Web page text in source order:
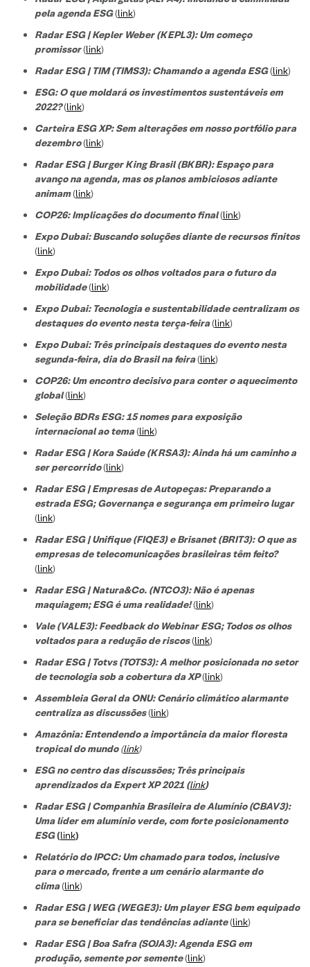
pela agenda ESG(link)
Radar ESG | Kepler Weber (KEPL3): Um começo
promissor(link)
Radar ESG | TIM (TIMS3): Chamando a agenda ESG(link)
ESG: O que moldará os investimentos sustentáveis em
2022?(link)
Carteira ESG XP: Sem alterações em nosso portfólio para
dezembro(link)
Radar ESG | Burger King Brasil (BKBR): Espaço para
avanço na agenda, mas os planos ambiciosos adiante
animam(link)
COP26: Implicações do documento final(link)
Expo Dubai: Buscando soluções diante de recursos finitos
(link)
Expo Dubai: Todos os olhos voltados para o futuro da
mobilidade(link)
Expo Dubai: Tecnologia e sustentabilidade centralizam os
destaques do evento nesta terça-feira(link)
Expo Dubai: Três principais destaques do evento nesta
segunda-feira, dia do Brasil na feira(link)
COP26: Um encontro decisivo para conter o aquecimento
global(link)
Seleção BDRs ESG​: 15 nomes para exposição
internacional ao tema(link)
Radar ESG | Kora Saúde (KRSA3): Ainda há um caminho a
ser percorrido(link)
Radar ESG | Empresas de Autopeças: Preparando a
estrada ESG; Governança e segurança em primeiro lugar
(link)
Radar ESG | Unifique (FIQE3) e Brisanet (BRIT3): O que as
empresas de telecomunicações brasileiras têm feito?
(link)
Radar ESG | Natura&Co. (NTCO3): Não é apenas
maquiagem; ESG é uma realidade!(link)
Vale (VALE3): Feedback do Webinar ESG; Todos os olhos
voltados para a redução de riscos(link)
Radar ESG | Totvs (TOTS3): A melhor posicionada no setor
de tecnologia sob a cobertura da XP(link)
Assembleia Geral da ONU: Cenário climático alarmante
centraliza as discussões(link)
Amazônia: Entendendo a importância da maior floresta
tropical do mundo (link)
ESG no centro das discussões; Três principais
aprendizados da Expert XP 2021 (link)
Radar ESG | Companhia Brasileira de Alumínio (CBAV3):
Uma líder em alumínio verde, com forte posicionamento
ESG(link)
Relatório do IPCC: Um chamado para todos, inclusive
para o mercado, frente a um cenário alarmante do
clima(link)
Radar ESG | WEG (WEGE3): Um player ESG bem equipado
para se beneficiar das tendências adiante(link)
Radar ESG | Boa Safra (SOJA3): Agenda ESG em
produção, semente por semente(link)